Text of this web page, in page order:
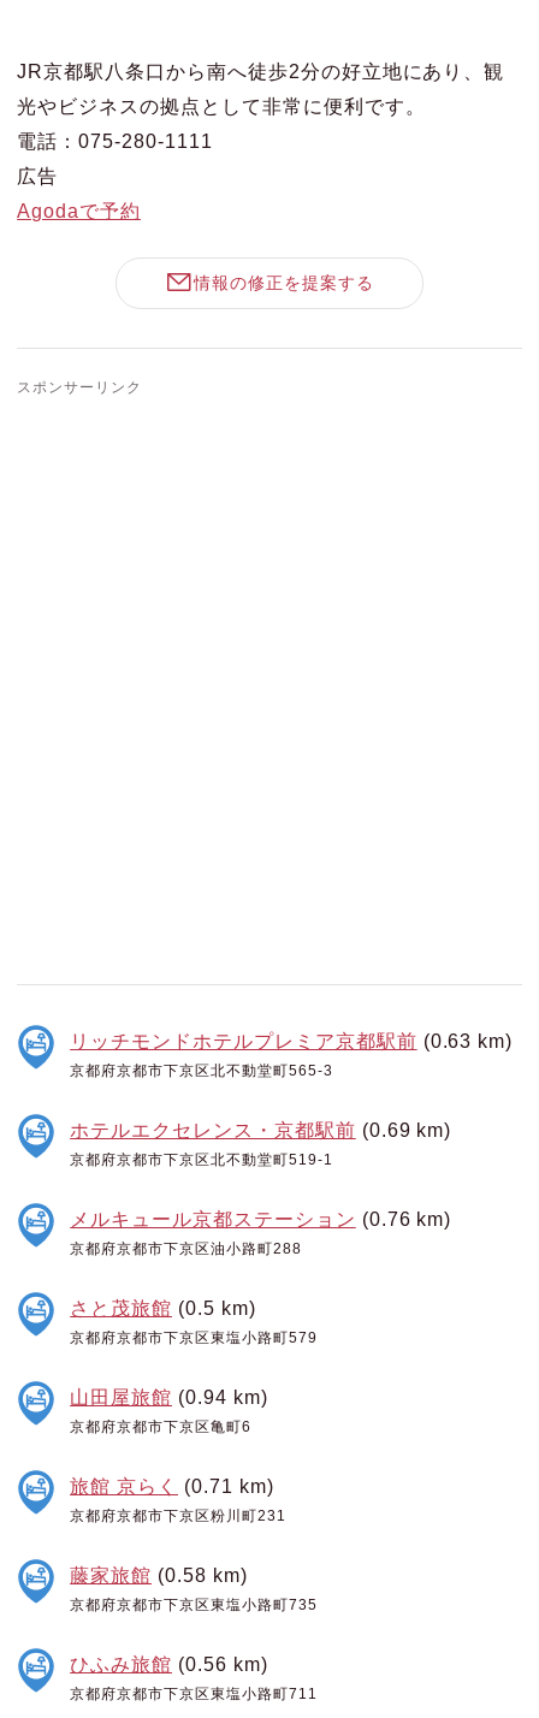
JR京都駅八条口から南へ徒歩2分の好立地にあり、観
光やビジネスの拠点として非常に便利です。
電話：075-280-1111
広告
Agodaで予約
情報の修正を提案する
スポンサーリンク
リッチモンドホテルプレミア京都駅前 (0.63 km)
京都府京都市下京区北不動堂町565-3
ホテルエクセレンス・京都駅前 (0.69 km)
京都府京都市下京区北不動堂町519-1
メルキュール京都ステーション (0.76 km)
京都府京都市下京区油小路町288
さと茂旅館 (0.5 km)
京都府京都市下京区東塩小路町579
山田屋旅館 (0.94 km)
京都府京都市下京区亀町6
旅館 京らく (0.71 km)
京都府京都市下京区粉川町231
藤家旅館 (0.58 km)
京都府京都市下京区東塩小路町735
ひふみ旅館 (0.56 km)
京都府京都市下京区東塩小路町711